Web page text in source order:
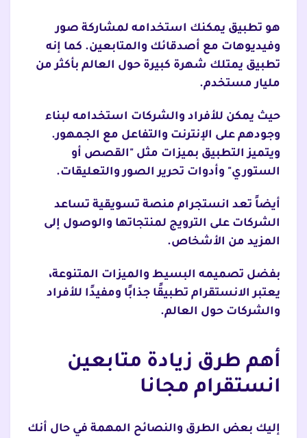
هو تطبيق يمكنك استخدامه لمشاركة صور
وفيديوهات مع أصدقائك والمتابعين. كما إنه
تطبيق يمتلك شهرة كبيرة حول العالم بأكثر من
مليار مستخدم.
حيث يمكن للأفراد والشركات استخدامه لبناء
وجودهم على الإنترنت والتفاعل مع الجمهور.
ويتميز التطبيق بميزات مثل "القصص أو
الستوري" وأدوات تحرير الصور والتعليقات.
أيضاً تعد انستجرام منصة تسويقية تساعد
الشركات على الترويج لمنتجاتها والوصول إلى
المزيد من الأشخاص.
بفضل تصميمه البسيط والميزات المتنوعة،
يعتبر الانستقرام تطبيقًا جذابًا ومفيدًا للأفراد
والشركات حول العالم.
أهم طرق زيادة متابعين
انستقرام مجانا
إليك بعض الطرق والنصائح المهمة في حال أنك